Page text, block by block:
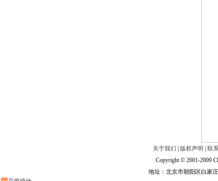
关于我们 版权声明
联
Copyright © 2001-2009
地址：北京市朝阳区白家